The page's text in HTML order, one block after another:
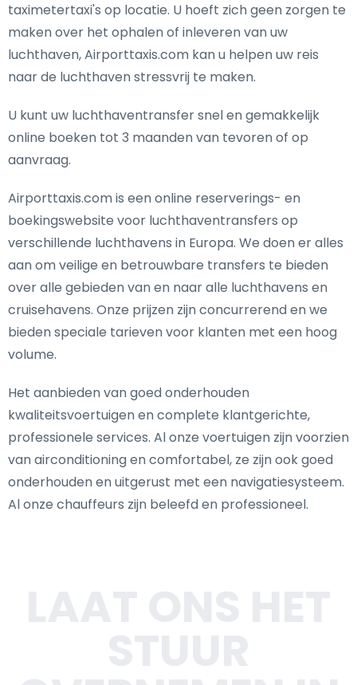
taximetertaxi's op locatie. U hoeft zich geen zorgen te
maken over het ophalen of inleveren van uw
luchthaven, Airporttaxis.com kan u helpen uw reis
naar de luchthaven stressvrij te maken.
U kunt uw luchthaventransfer snel en gemakkelijk
online boeken tot 3 maanden van tevoren of op
aanvraag.
Airporttaxis.com is een online reserverings- en
boekingswebsite voor luchthaventransfers op
verschillende luchthavens in Europa. We doen er alles
aan om veilige en betrouwbare transfers te bieden
over alle gebieden van en naar alle luchthavens en
cruisehavens. Onze prijzen zijn concurrerend en we
bieden speciale tarieven voor klanten met een hoog
volume.
Het aanbieden van goed onderhouden
kwaliteitsvoertuigen en complete klantgerichte,
professionele services. Al onze voertuigen zijn voorzien
van airconditioning en comfortabel, ze zijn ook goed
onderhouden en uitgerust met een navigatiesysteem.
Al onze chauffeurs zijn beleefd en professioneel.